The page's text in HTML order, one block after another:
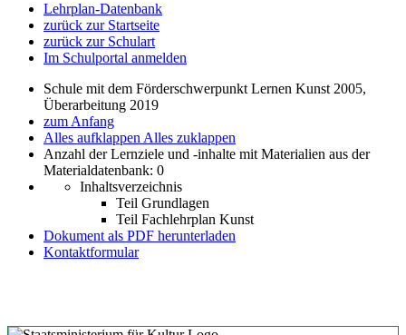
Lehrplan-Datenbank
zurück zur Startseite
zurück zur Schulart
Im Schulportal anmelden
Schule mit dem Förderschwerpunkt Lernen Kunst 2005,
Überarbeitung 2019
zum Anfang
Alles aufklappen Alles zuklappen
Anzahl der Lernziele und -inhalte mit Materialien aus der
Materialdatenbank: 0
Inhaltsverzeichnis
Teil Grundlagen
Teil Fachlehrplan Kunst
Dokument als PDF herunterladen
Kontaktformular